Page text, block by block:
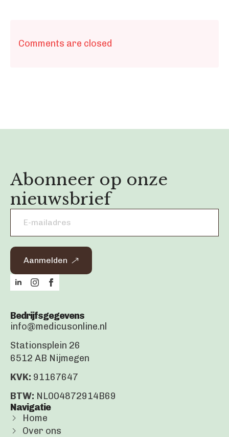
Comments are closed
Abonneer op onze
nieuwsbrief
Email
address
Aanmelden
Bedrijfsgegevens
info@medicusonline.nl
Stationsplein 26
6512 AB Nijmegen
KVK: 91167647
BTW: NL004872914B69
Navigatie
Home
Over ons